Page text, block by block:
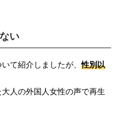
い
て紹介しましたが、性別以
人の外国人女性の声で再生